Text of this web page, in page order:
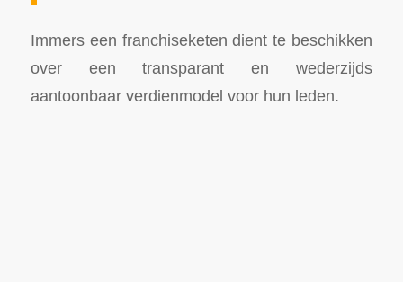
Immers een franchiseketen dient te beschikken
over een transparant en wederzijds
aantoonbaar verdienmodel voor hun leden.